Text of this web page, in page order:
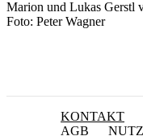
Marion und Lukas Gerstl
Foto: Peter Wagner
KONTAKT
AGB